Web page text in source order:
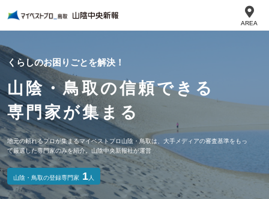
AREA
くらしのお困りごとを解決！
山陰・鳥取の信頼できる
専門家が集まる
地元の頼れるプロが集まるマイベストプロ山陰・鳥取は、大手メディアの審査基準をもっ
て厳選した専門家のみを紹介。山陰中央新報社が運営
山陰・鳥取の登録専門家 1人